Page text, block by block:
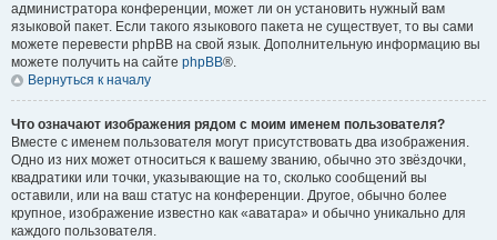
администратора конференции, может ли он установить нужный вам
языковой пакет. Если такого языкового пакета не существует, то вы сами
можете перевести phpBB на свой язык. Дополнительную информацию вы
можете получить на сайте phpBB®.
Вернуться к началу
Что означают изображения рядом с моим именем пользователя?
Вместе с именем пользователя могут присутствовать два изображения.
Одно из них может относиться к вашему званию, обычно это звёздочки,
квадратики или точки, указывающие на то, сколько сообщений вы
оставили, или на ваш статус на конференции. Другое, обычно более
крупное, изображение известно как «аватара» и обычно уникально для
каждого пользователя.